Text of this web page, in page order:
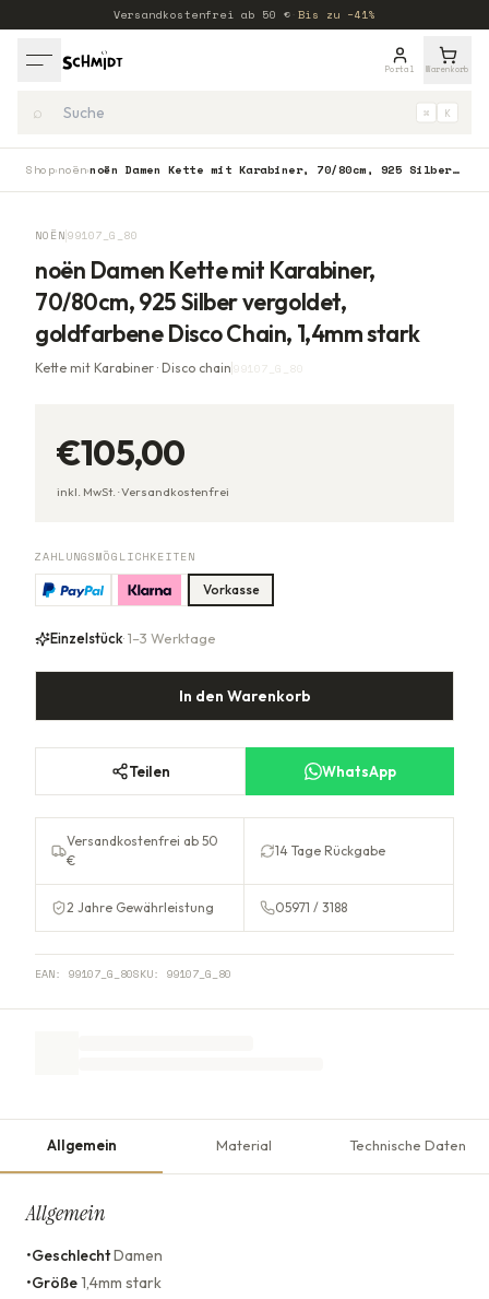
Versandkostenfrei ab 50 € Bis zu −41%
Portal Warenkorb
⌕ ⌘ K
Shop›noën› noën Damen Kette mit Karabiner, 70/80cm, 925 Silber vergoldet, goldfarbene Disco Chain, 1,4mm stark
NOËN 99107_G_80
noën Damen Kette mit Karabiner,
70/80cm, 925 Silber vergoldet,
goldfarbene Disco Chain, 1,4mm stark
Kette mit Karabiner · Disco chain 99107_G_80
€105,00
inkl. MwSt. ·Versandkostenfrei
ZAHLUNGSMÖGLICHKEITEN
Vorkasse
Einzelstück· 1–3 Werktage
In den Warenkorb
Teilen WhatsApp
Versandkostenfrei ab 50
€
14 Tage Rückgabe
2 Jahre Gewährleistung 05971 / 3188
EAN: 99107_G_80SKU: 99107_G_80
Allgemein Material Technische Daten
Allgemein
•GeschlechtDamen
•Größe1,4mm stark